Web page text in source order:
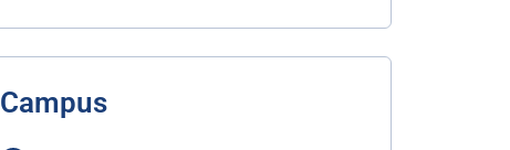
Campus